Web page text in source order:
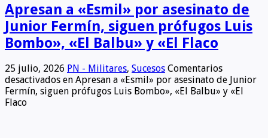
Apresan a «Esmil» por asesinato de
Junior Fermín, siguen prófugos Luis
Bombo», «El Balbu» y «El Flaco
25 julio, 2026 PN - Militares, Sucesos Comentarios
desactivados en Apresan a «Esmil» por asesinato de Junior
Fermín, siguen prófugos Luis Bombo», «El Balbu» y «El
Flaco